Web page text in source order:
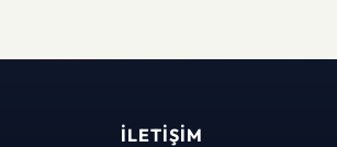
İLETIŞIM